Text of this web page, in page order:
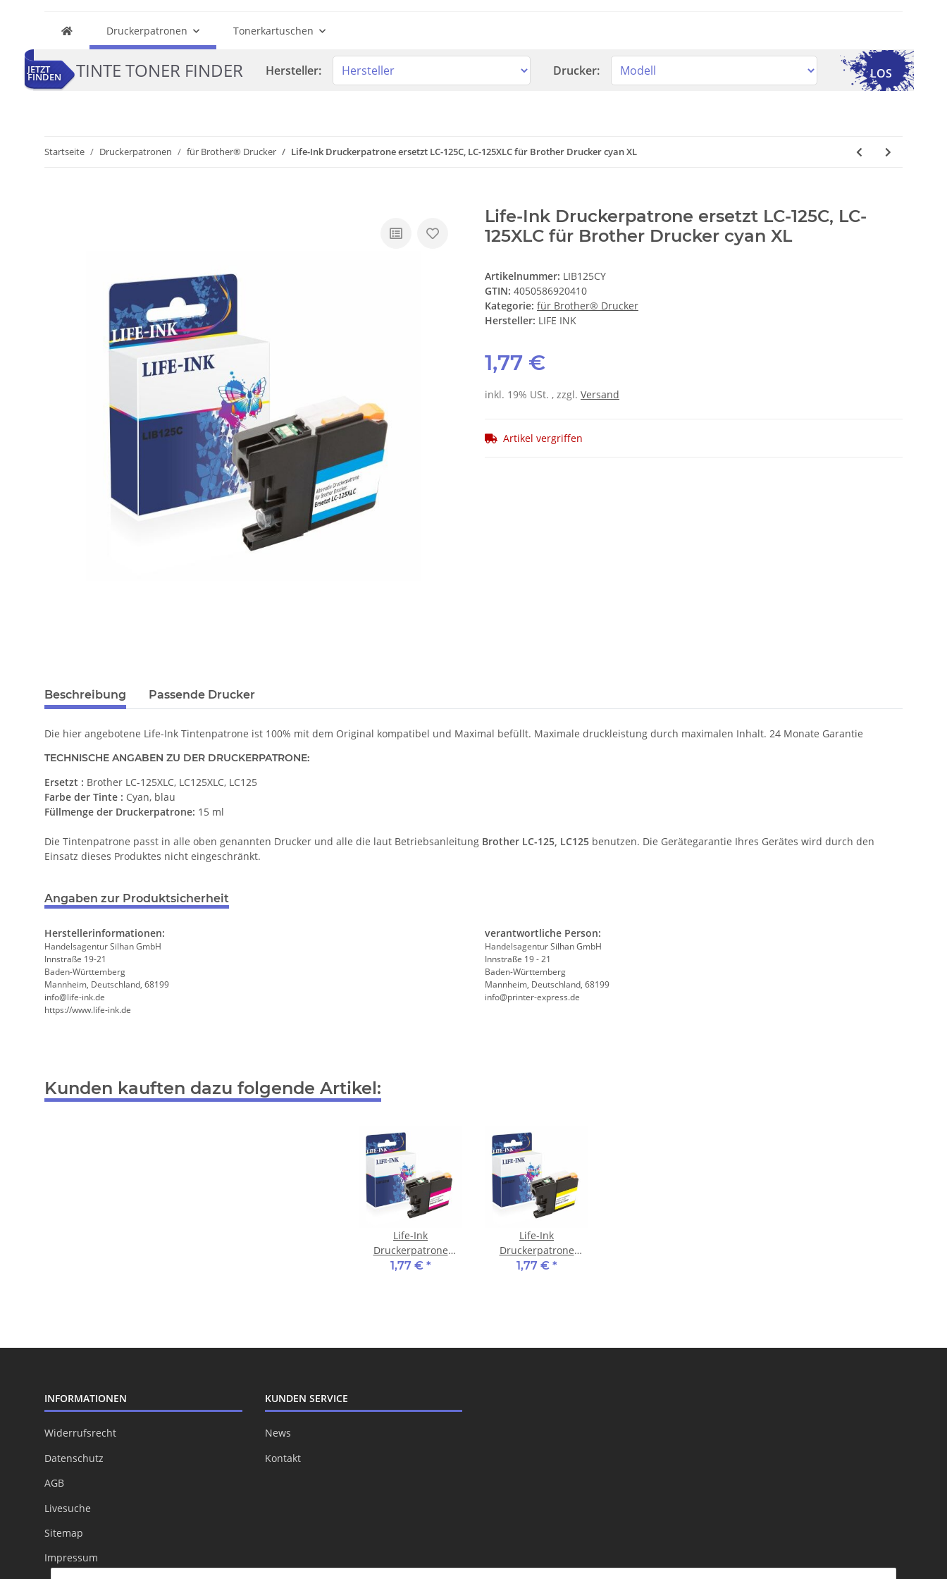
Druckerpatronen Tonerkartuschen
JETZT
FINDEN TINTE TONER FINDER Hersteller: Drucker: LOS
Startseite Druckerpatronen für Brother® Drucker Life-Ink Druckerpatrone ersetzt LC-125C, LC-125XLC für Brother Drucker cyan XL
Life-Ink Druckerpatrone ersetzt LC-125C, LC-
125XLC für Brother Drucker cyan XL
Artikelnummer: LIB125CY
GTIN: 4050586920410
Kategorie: für Brother® Drucker
Hersteller: LIFE INK
1,77 €
inkl. 19% USt. , zzgl. Versand
Artikel vergriffen
Beschreibung Passende Drucker
Die hier angebotene Life-Ink Tintenpatrone ist 100% mit dem Original kompatibel und Maximal befüllt. Maximale druckleistung durch maximalen Inhalt. 24 Monate Garantie
TECHNISCHE ANGABEN ZU DER DRUCKERPATRONE:
Ersetzt : Brother LC-125XLC, LC125XLC, LC125
Farbe der Tinte : Cyan, blau
Füllmenge der Druckerpatrone: 15 ml
Die Tintenpatrone passt in alle oben genannten Drucker und alle die laut Betriebsanleitung Brother LC-125, LC125 benutzen. Die Gerätegarantie Ihres Gerätes wird durch den
Einsatz dieses Produktes nicht eingeschränkt.
Angaben zur Produktsicherheit
Herstellerinformationen:
Handelsagentur Silhan GmbH
Innstraße 19-21
Baden-Württemberg
Mannheim, Deutschland, 68199
info@life-ink.de
https://www.life-ink.de
verantwortliche Person:
Handelsagentur Silhan GmbH
Innstraße 19 - 21
Baden-Württemberg
Mannheim, Deutschland, 68199
info@printer-express.de
Kunden kauften dazu folgende Artikel:
Life-Ink
Druckerpatrone
ersetzt LC-125M, LC-
1,77 € *
Life-Ink
Druckerpatrone
ersetzt LC-125Y, LC-
1,77 € *
INFORMATIONEN
Widerrufsrecht
Datenschutz
AGB
Livesuche
Sitemap
Impressum
KUNDEN SERVICE
News
Kontakt